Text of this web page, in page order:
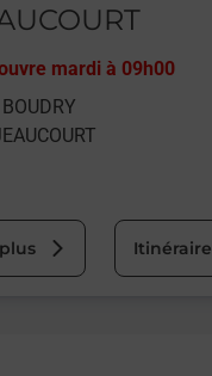
mardi à 09h00
Itinéraire